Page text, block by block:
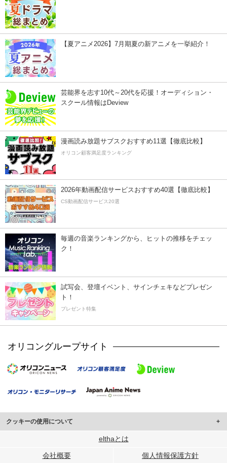
【夏アニメ2026】7月期夏の新アニメを一挙紹介！
芸能界を志す10代～20代を応援！オーディション・
スクール情報はDeview
漫画読み放題サブスクおすすめ11選【徹底比較】
オリコン顧客満足度ランキング
2026年動画配信サービスおすすめ40選【徹底比較】
CS動画配信サービス20選
毎週の音楽ランキングから、ヒットの推移をチェッ
ク！
試写会、登壇イベント、サインチェキなどプレゼン
ト！
プレゼント特集
オリコングループサイト
クッキーの使用について
このサイトでは Cookie を使用して、ユーザーに合わせたコンテンツや広告の
行っています。
elthaとは
会社概要 個人情報保護方針